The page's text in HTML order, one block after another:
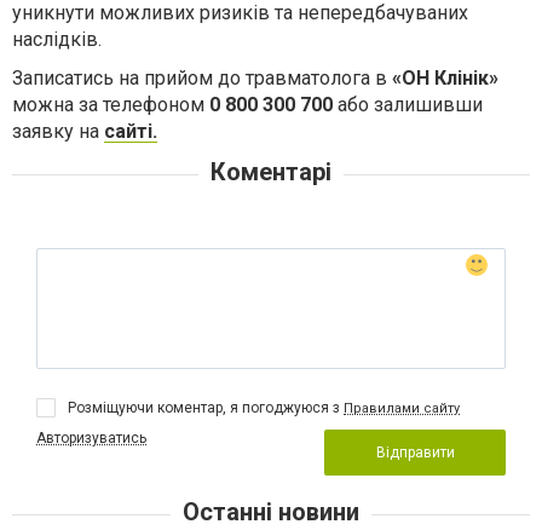
уникнути можливих ризиків та непередбачуваних
наслідків.
Записатись на прийом до травматолога в «ОН Клінік»
можна за телефоном 0 800 300 700 або залишивши
заявку на сайті.
Коментарі
Розміщуючи коментар, я погоджуюся з Правилами сайту
Авторизуватись
Відправити
Останні новини